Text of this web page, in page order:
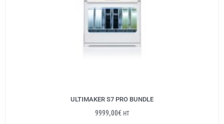
ULTIMAKER S7 PRO BUNDLE
9999,00€ HT